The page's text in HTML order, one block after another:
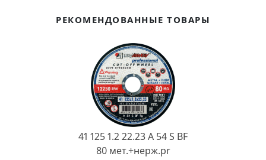
ЖелобРЕКОМЕНДОВАННЫЕ ТОВАРЫ
41 125 1.2 22.23 A 54 S BF
80 мет.+нерж.pr